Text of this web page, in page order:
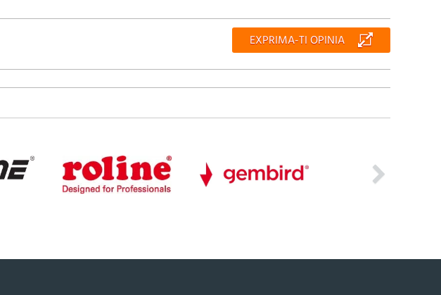
EXPRIMA-TI OPINIA